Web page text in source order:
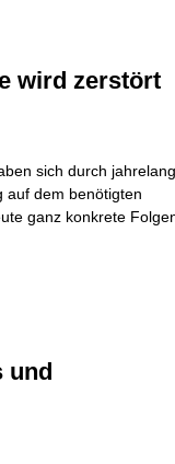
wird zerstört
sich durch
auf dem benötigten
ganz konkrete
und